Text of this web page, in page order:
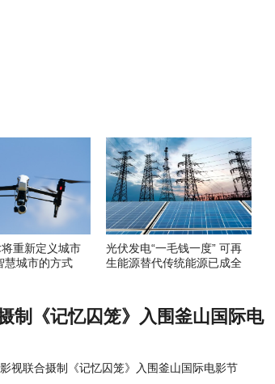
重新定义城市
慧城市的方式
光伏发电“一毛钱一度” 可再
生能源替代传统能源已成全
制《记忆囚笼》入围釜山国际电
视联合摄制《记忆囚笼》入围釜山国际电影节